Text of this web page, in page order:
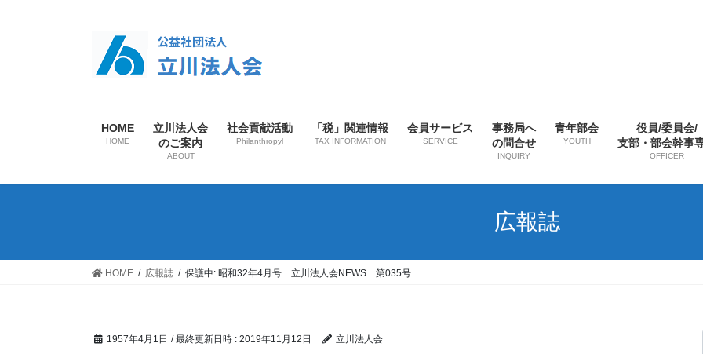
HOME
HOME
立川法人会
のご案内
ABOUT
社会貢献活動
Philanthropyl
「税」関連情報
TAX INFORMATION
会員サービス
SERVICE
事務局へ
の問合せ
INQUIRY
青年部会
YOUTH
役員/委員会/
支部・部会幹事
OFFICER
広報誌
HOME 広報誌 保護中: 昭和32年4月号 立川法人会NEWS 第035号
1957年4月1日 / 最終更新日時 : 2019年11月12日 立川法人会